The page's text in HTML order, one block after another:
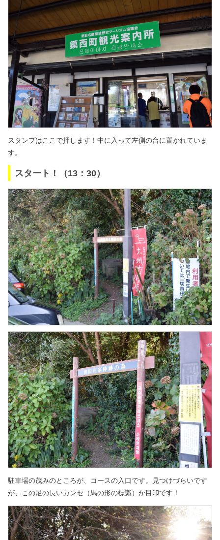
スタンプはここで押します！ 中に入って左側の台に置かれていま
す。
スタート！（13：30）
駐車場の茂みのところが、コースの入口です。
見つけづらいです
が、この足の長いカンセ（馬の形の標識）が目印です！